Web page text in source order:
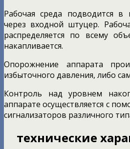
Рабочая среда подводится в
через входной штуцер.
распределяется по всему
накапливается.
Опорожнение аппарата
избыточного давления, либо
Контроль над уровнем
аппарате осуществляется с
сигнализаторов различного
технические